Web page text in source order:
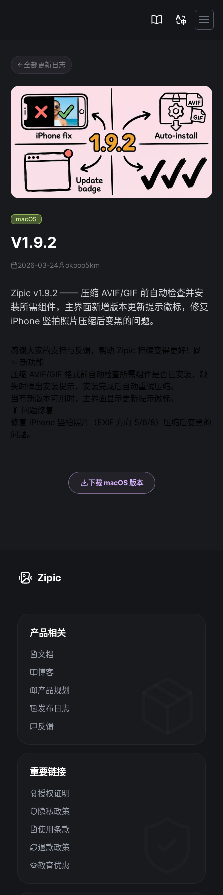
全部更新日志
macOS
V1.9.2
2026-03-24 okooo5km
Zipic v1.9.2 —— 压缩 AVIF/GIF 前自动检查并安
装所需组件，主界面新增版本更新提示徽标，修复
iPhone 竖拍照片压缩后变黑的问题。
感谢大家的支持与反馈，帮助 Zipic 持续变得更好！🙌
✨ 新功能
压缩 AVIF/GIF 格式前自动检查所需组件是否已安装，缺
失时弹出安装提示，安装完成后自动重试压缩。
当有新版本可用时，主界面显示更新提示徽标。
🐛 问题修复
修复 iPhone 竖拍照片（EXIF 方向 5/6/8）压缩后变黑的
问题。
下载 macOS 版本
Zipic
产品相关
文档
博客
产品规划
发布日志
反馈
重要链接
授权证明
隐私政策
使用条款
退款政策
教育优惠